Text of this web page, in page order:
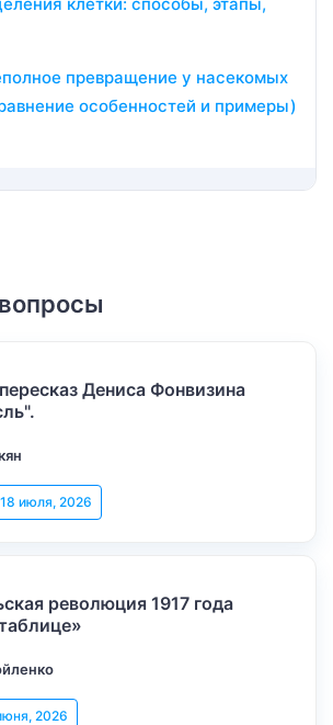
превращение у насекомых
особенностей и примеры)
Дениса Фонвизина
18 июля, 2026
революция 1917 года
2026